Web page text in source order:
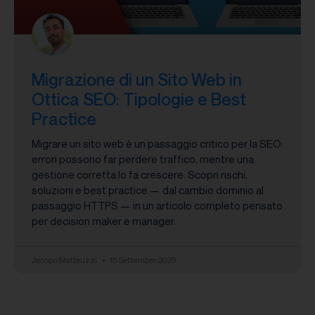
Migrazione di un Sito Web in
Ottica SEO: Tipologie e Best
Practice
Migrare un sito web è un passaggio critico per la SEO:
errori possono far perdere traffico, mentre una
gestione corretta lo fa crescere. Scopri rischi,
soluzioni e best practice — dal cambio dominio al
passaggio HTTPS — in un articolo completo pensato
per decision maker e manager.